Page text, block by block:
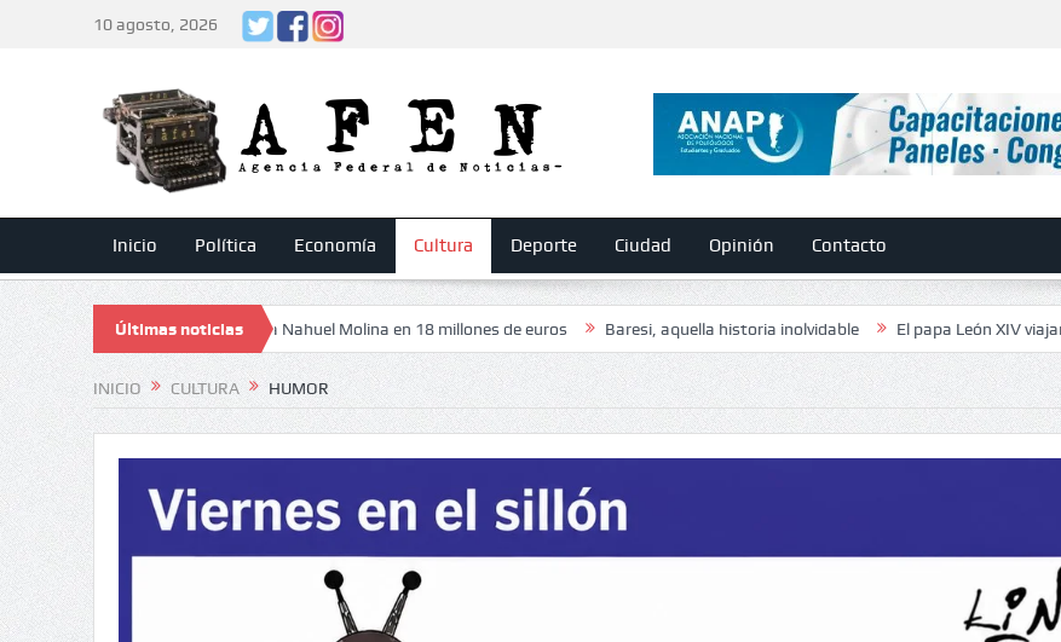
10 agosto, 2026
Inicio Política Economía Cultura Deporte Ciudad Opinión Contacto
Últimas noticias
a punto de vender a Nahuel Molina en 18 millones de euros Baresi, aquella historia inolvidable El papa León XIV viajará a la
INICIO CULTURA HUMOR